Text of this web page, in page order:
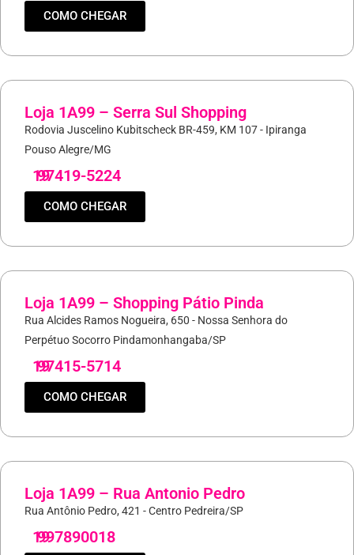
COMO CHEGAR
Loja 1A99 – Serra Sul Shopping
Rodovia Juscelino Kubitscheck BR-459, KM 107 - Ipiranga
Pouso Alegre/MG
19
97419-5224
COMO CHEGAR
Loja 1A99 – Shopping Pátio Pinda
Rua Alcides Ramos Nogueira, 650 - Nossa Senhora do
Perpétuo Socorro Pindamonhangaba/SP
19
97415-5714
COMO CHEGAR
Loja 1A99 – Rua Antonio Pedro
Rua Antônio Pedro, 421 - Centro Pedreira/SP
19
997890018